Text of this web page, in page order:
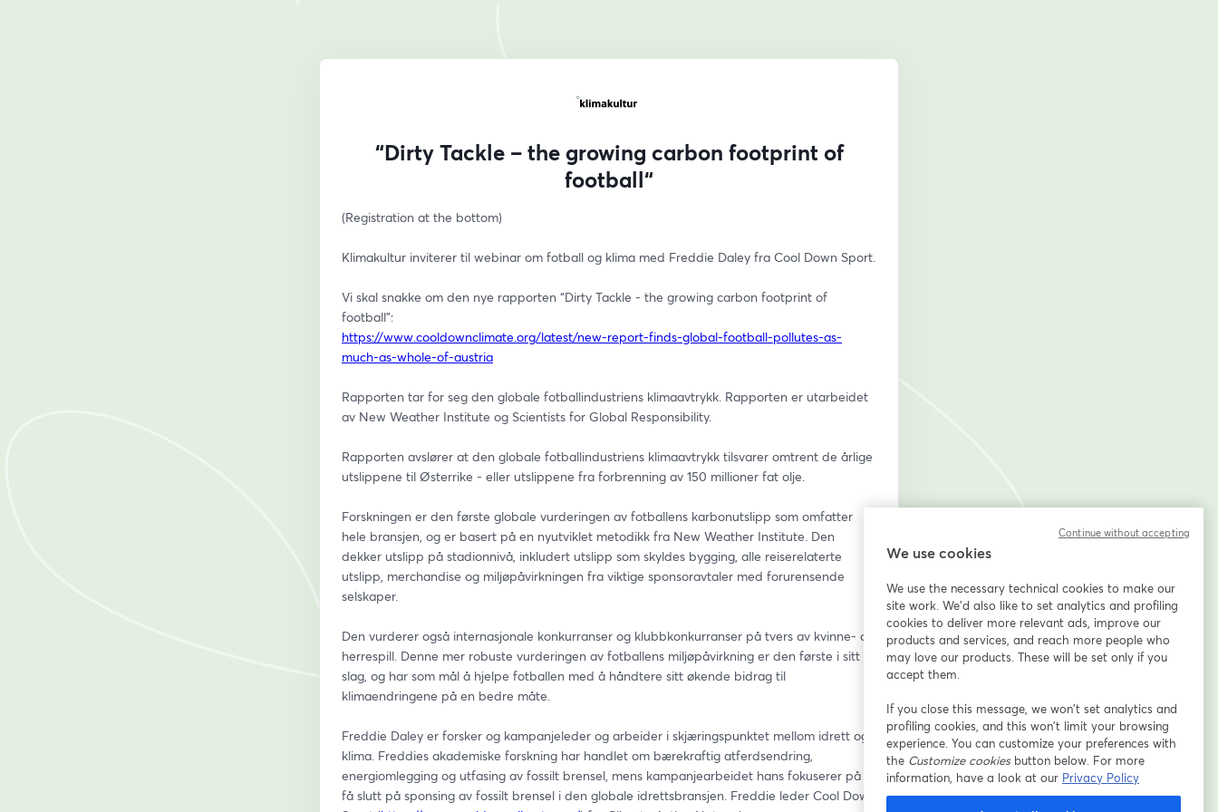
“Dirty Tackle – the growing carbon footprint of
football“
(Registration at the bottom)
Klimakultur inviterer til webinar om fotball og klima med Freddie Daley fra Cool Down Sport.
Vi skal snakke om den nye rapporten “Dirty Tackle - the growing carbon footprint of
football”:
https://www.cooldownclimate.org/latest/new-report-finds-global-football-pollutes-as-
much-as-whole-of-austria
Rapporten tar for seg den globale fotballindustriens klimaavtrykk. Rapporten er utarbeidet
av New Weather Institute og Scientists for Global Responsibility.
Rapporten avslører at den globale fotballindustriens klimaavtrykk tilsvarer omtrent de årlige
utslippene til Østerrike - eller utslippene fra forbrenning av 150 millioner fat olje.
Forskningen er den første globale vurderingen av fotballens karbonutslipp som omfatter
hele bransjen, og er basert på en nyutviklet metodikk fra New Weather Institute. Den
dekker utslipp på stadionnivå, inkludert utslipp som skyldes bygging, alle reiserelaterte
utslipp, merchandise og miljøpåvirkningen fra viktige sponsoravtaler med forurensende
selskaper.
Den vurderer også internasjonale konkurranser og klubbkonkurranser på tvers av kvinne- og
herrespill. Denne mer robuste vurderingen av fotballens miljøpåvirkning er den første i sitt
slag, og har som mål å hjelpe fotballen med å håndtere sitt økende bidrag til
Freddie Daley er forsker og kampanjeleder og arbeider i skjæringspunktet mellom idrett og
klima. Freddies akademiske forskning har handlet om bærekraftig atferdsendring,
energiomlegging og utfasing av fossilt brensel, mens kampanjearbeidet hans fokuserer på å
få slutt på sponsing av fossilt brensel i den globale idrettsbransjen. Freddie leder Cool Down
We use cookies
We use the necessary technical cookies to make our
site work. We'd also like to set analytics and profiling
cookies to deliver more relevant ads, improve our
products and services, and reach more people who
may love our products. These will be set only if you
accept them.
If you close this message, we won’t set analytics and
profiling cookies, and this won’t limit your browsing
experience. You can customize your preferences with
the Customize cookiesbutton below. For more
information, have a look at our Privacy Policy
Continue without accepting